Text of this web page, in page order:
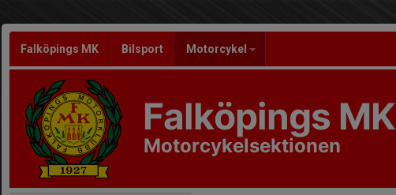
Falköpings MK Bilsport Motorcykel
Falköpings MK
Motorcykelsektionen